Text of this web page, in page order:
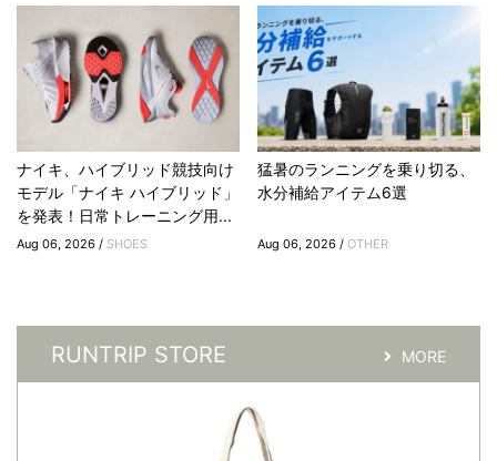
ナイキ、ハイブリッド競技向け
モデル「ナイキ ハイブリッド」
を発表！日常トレーニング用...
Aug 06, 2026 / SHOES
猛暑のランニングを乗り切る、
水分補給アイテム6選
Aug 06, 2026 / OTHER
RUNTRIP STORE MORE